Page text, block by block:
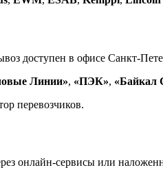
доступен в офисе Санкт-
Линии», «ПЭК», «Байкал
перевозчиков.
онлайн-сервисы или